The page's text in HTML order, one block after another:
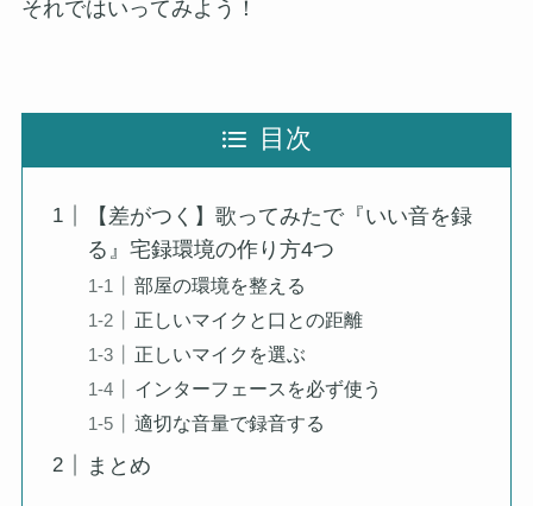
それではいってみよう！
目次
【差がつく】歌ってみたで『いい音を録
る』宅録環境の作り方4つ
部屋の環境を整える
正しいマイクと口との距離
正しいマイクを選ぶ
インターフェースを必ず使う
適切な音量で録音する
まとめ